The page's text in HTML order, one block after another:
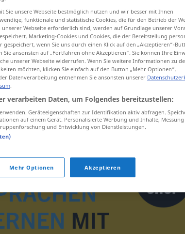
Sie unsere Webseite bestmöglich nutzen und wir besser mit Ihnen
funktionale und statistische Cookies, die für den Betrieb der
Webseite erforderlich sind, werden auf Grundlage unserer
Marketing-Cookies und Cookies, die der Bereitstellung
wenn Sie uns durch einen Klick auf den „Akzeptieren“-
Sie ansonsten auf „Fortfahren ohne Akzeptieren“. Sie können Ihre
unserer Webseite widerrufen. Wenn Sie weitere Informationen zu
möchten, klicken Sie einfach auf den Button „Mehr Optionen“.
Datenverarbeitung entnehmen Sie ansonsten unserer
.
verarbeiten Daten, um Folgendes bereitzustellen:
Geräteeigenschaften zur Identifikation aktiv abfragen.
auf einem Gerät. Personalisierte Werbung und Inhalte, Messung
und Entwicklung von Dienstleistungen.
Mehr Optionen Akzeptieren